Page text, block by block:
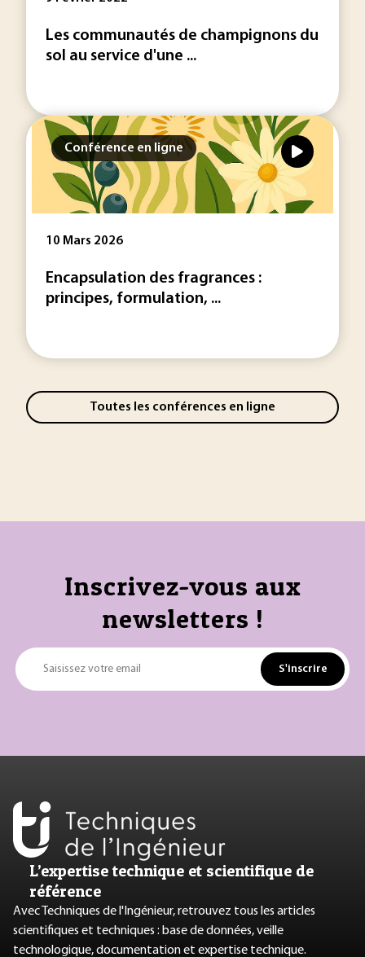
Les communautés de champignons du
sol au service d'une ...
Conférence en ligne
10 Mars 2026
Encapsulation des fragrances :
principes, formulation, ...
Toutes les conférences en ligne
Inscrivez-vous aux
newsletters !
Saisissez votre email S'inscrire
L’expertise technique et scientifique de
référence
Avec Techniques de l'Ingénieur, retrouvez tous les articles
scientifiques et techniques : base de données, veille
technologique, documentation et expertise technique.